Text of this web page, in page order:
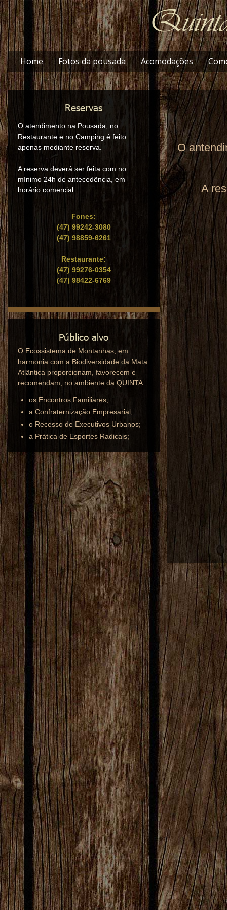
Home Fotos da pousada Acomodações
O atendimento na Pousada, no
Restaurante e no Camping é feito
apenas mediante reserva.
A reserva deverá ser feita com no
mínimo 24h de antecedência, em
horário comercial.
Fones:
(47) 99242-3080
(47) 98859-6261
Restaurante:
(47) 99276-0354
(47) 98422-6769
O Ecossistema de Montanhas, em
harmonia com a Biodiversidade da Mata
Atlântica proporcionam, favorecem e
recomendam, no ambiente da QUINTA:
os Encontros Familiares;
a Confraternização Empresarial;
o Recesso de Executivos Urbanos;
a Prática de Esportes Radicais;
O
A